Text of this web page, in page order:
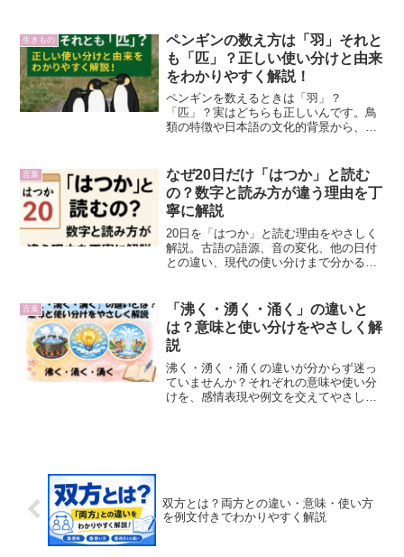
生きもの
ペンギンの数え方は「羽」それと
も「匹」？正しい使い分けと由来
をわかりやすく解説！
ペンギンを数えるときは「羽」？
「匹」？実はどちらも正しいんです。鳥
類の特徴や日本語の文化的背景から、正
言葉
なぜ20日だけ「はつか」と読む
の？数字と読み方が違う理由を丁
寧に解説
20日を「はつか」と読む理由をやさしく
解説。古語の語源、音の変化、他の日付
との違い、現代の使い分けまで分かる日
言葉
「沸く・湧く・涌く」の違いと
は？意味と使い分けをやさしく解
説
沸く・湧く・涌くの違いが分からず迷っ
ていませんか？それぞれの意味や使い分
けを、感情表現や例文を交えてやさしく
双方とは？両方との違い・意味・使い方
を例文付きでわかりやすく解説